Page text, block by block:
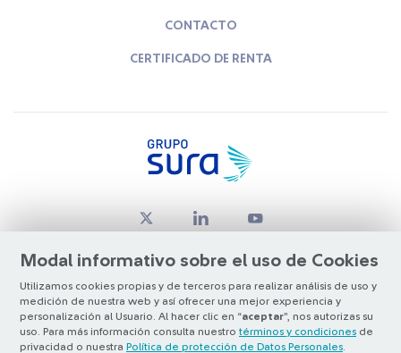
Modal informativo sobre el uso de Cookies
Utilizamos cookies propias y de terceros para realizar análisis de uso y
medición de nuestra web y así ofrecer una mejor experiencia y
personalización al Usuario. Al hacer clic en “aceptar”, nos autorizas su
uso. Para más información consulta nuestro términos y condiciones de
privacidad o nuestra Política de protección de Datos Personales
CONTACTO
CERTIFICADO DE RENTA
© Copyright Grupo SURA 2026